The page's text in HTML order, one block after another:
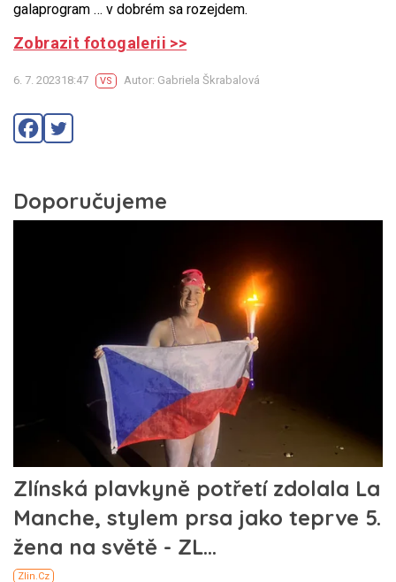
galaprogram … v dobrém sa rozejdem.
Zobrazit fotogalerii >>
6. 7. 202318:47 VS Autor: Gabriela Škrabalová